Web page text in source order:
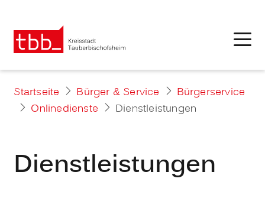
Startseite Bürger & Service
Bürgerservice
Onlinedienste
Dienstleistungen
Dienstleistungen